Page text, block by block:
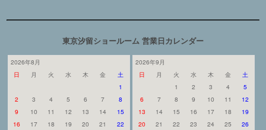
東京汐留ショールーム 営業日カレンダー
2026年8月
日
月 火 水 木 金
土
1
2
3 4 5 6 7
8
9
10 11 12 13 14
15
16
17 18 19 20 21
22
2026年9月
日
月 火 水 木 金
土
1
2 3 4
5
6
7 8 9 10 11
12
13
14 15 16 17 18
19
20
21 22 23 24 25
26